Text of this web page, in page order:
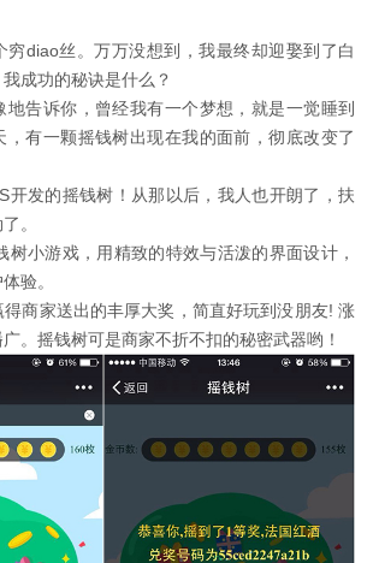
穷diao丝。万万没想到，我最终却迎娶到了白
成功的秘诀是什么？
地告诉你，曾经我有一个梦想，就是一觉睡到
，有一颗摇钱树出现在我的面前，彻底改变了
开发的摇钱树！从那以后，我人也开朗了，扶
。
树小游戏，用精致的特效与活泼的界面设计，
验。
商家送出的丰厚大奖，简直好玩到没朋友! 涨
。摇钱树可是商家不折不扣的秘密武器哟！